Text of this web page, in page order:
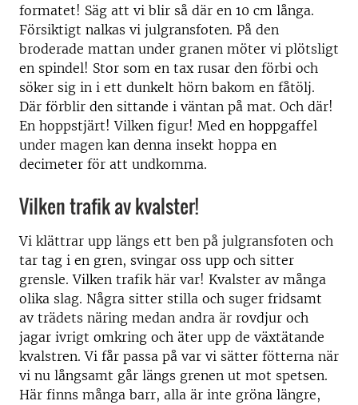
formatet! Säg att vi blir så där en 10 cm långa.
Försiktigt nalkas vi julgransfoten. På den
broderade mattan under granen möter vi plötsligt
en spindel! Stor som en tax rusar den förbi och
söker sig in i ett dunkelt hörn bakom en fåtölj.
Där förblir den sittande i väntan på mat. Och där!
En hoppstjärt! Vilken figur! Med en hoppgaffel
under magen kan denna insekt hoppa en
decimeter för att undkomma.
Vilken trafik av kvalster!
Vi klättrar upp längs ett ben på julgransfoten och
tar tag i en gren, svingar oss upp och sitter
grensle. Vilken trafik här var! Kvalster av många
olika slag. Några sitter stilla och suger fridsamt
av trädets näring medan andra är rovdjur och
jagar ivrigt omkring och äter upp de växtätande
kvalstren. Vi får passa på var vi sätter fötterna när
vi nu långsamt går längs grenen ut mot spetsen.
Här finns många barr, alla är inte gröna längre,